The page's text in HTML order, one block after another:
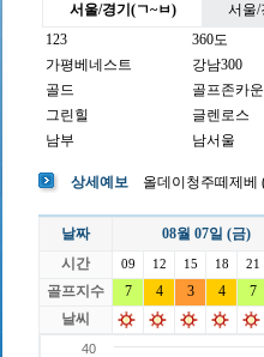
서울/경기(ㄱ~ㅂ)
서울/
123
360도
가평베네스트
강남300
골드
골프존카
그린힐
글렌로스
남부
남서울
뉴코리아
더반
더크로스비
더헤븐
라싸
락가든
로제비앙
루트52
마에스트로
마이다스
베뉴지
베르힐영종
블랙스톤GC이천
상세예보 올데이청주떼제베
날짜
08월 07일 (금)
시간
09 12 15 18 21
골프지수 7 4 3 4
7
날씨